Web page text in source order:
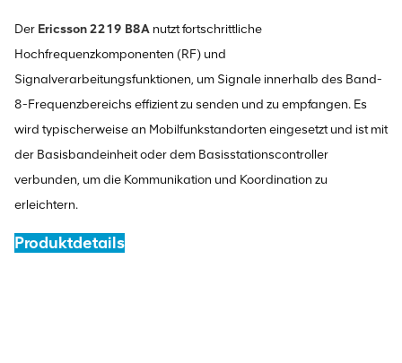
Der Ericsson 2219 B8A nutzt fortschrittliche
Hochfrequenzkomponenten (RF) und
Signalverarbeitungsfunktionen, um Signale innerhalb des Band-
8-Frequenzbereichs effizient zu senden und zu empfangen. Es
wird typischerweise an Mobilfunkstandorten eingesetzt und ist mit
der Basisbandeinheit oder dem Basisstationscontroller
verbunden, um die Kommunikation und Koordination zu
erleichtern.
Produktdetails